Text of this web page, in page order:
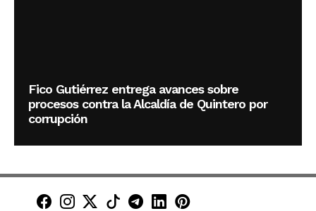
Fico Gutiérrez entrega avances sobre
procesos contra la Alcaldía de Quintero por
corrupción
Minuto30 en Facebook
Minuto30 en Instagram
Minuto30 en X (Twitter)
Minuto30 en TikTok
Canal de Minuto30 en
Minuto30 en LinkedIn
Minuto30 en